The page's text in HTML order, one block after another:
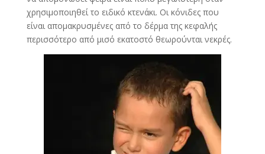
χρησιμοποιηθεί το ειδικό κτενάκι. Οι κόνιδες που
είναι απομακρυσμένες από το δέρμα της κεφαλής
περισσότερο από μισό εκατοστό θεωρούνται νεκρές.